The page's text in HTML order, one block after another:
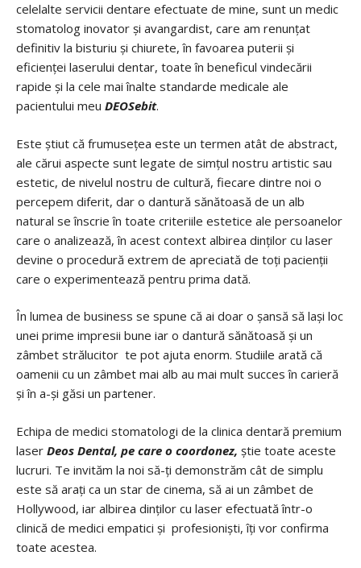
celelalte servicii dentare efectuate de mine, sunt un medic
stomatolog inovator și avangardist, care am renunțat
definitiv la bisturiu și chiurete, în favoarea puterii și
eficienței laserului dentar, toate în beneficul vindecării
rapide și la cele mai înalte standarde medicale ale
pacientului meu DEOSebit.
Este știut că frumusețea este un termen atât de abstract,
ale cărui aspecte sunt legate de simțul nostru artistic sau
estetic, de nivelul nostru de cultură, fiecare dintre noi o
percepem diferit, dar o dantură sănătoasă de un alb
natural se înscrie în toate criteriile estetice ale persoanelor
care o analizează, în acest context albirea dinților cu laser
devine o procedură extrem de apreciată de toți pacienții
care o experimentează pentru prima dată.
În lumea de business se spune că ai doar o șansă să lași loc
unei prime impresii bune iar o dantură sănătoasă și un
zâmbet strălucitor te pot ajuta enorm. Studiile arată că
oamenii cu un zâmbet mai alb au mai mult succes în carieră
și în a-și găsi un partener.
Echipa de medici stomatologi de la clinica dentară premium
laser Deos Dental, pe care o coordonez, știe toate aceste
lucruri. Te invităm la noi să-ți demonstrăm cât de simplu
este să arați ca un star de cinema, să ai un zâmbet de
Hollywood, iar albirea dinților cu laser efectuată într-o
clinică de medici empatici și profesioniști, îți vor confirma
toate acestea.